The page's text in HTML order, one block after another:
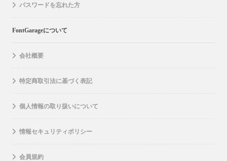
パスワードを忘れた方
FontGarageについて
会社概要
特定商取引法に基づく表記
個人情報の取り扱いについて
情報セキュリティポリシー
会員規約